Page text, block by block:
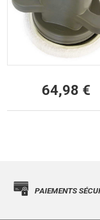
64,98 €
PAIEMENTS